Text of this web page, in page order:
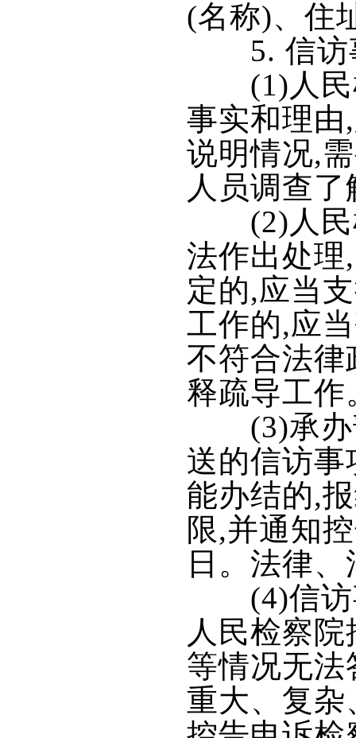
(名称)、住
5. 信访
(1)人民
事实和理由
说明情况,
人员调查了
(2)人民
法作出处理
定的,应当
工作的,应
不符合法律
释疏导工作
(3)承办
送的信访
能办结的,
限,并通知
日。法律
(4)信访
人民检察
等情况无
重大、复